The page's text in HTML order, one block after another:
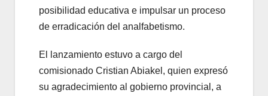
posibilidad educativa e impulsar un proceso
de erradicación del analfabetismo.
El lanzamiento estuvo a cargo del
comisionado Cristian Abiakel, quien expresó
su agradecimiento al gobierno provincial, a